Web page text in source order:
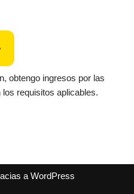
obtengo ingresos por las
requisitos aplicables.
a WordPress